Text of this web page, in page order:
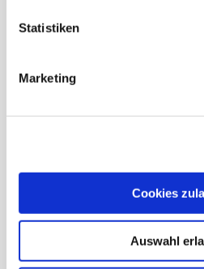
Statistiken
Marketing
Cookies
Auswahl
Jahresprogramm 2026 der